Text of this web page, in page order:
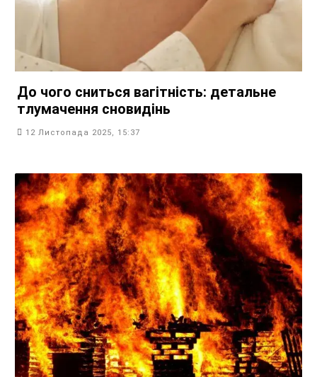
До чого сниться вагітність: детальне
тлумачення сновидінь
12 Листопада 2025, 15:37